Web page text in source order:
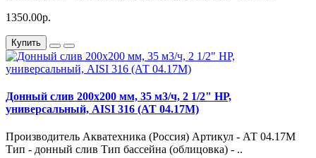
1350.00р.
Купить
Донный слив 200х200 мм, 35 м3/ч, 2 1/2" НР,
универсальный, AISI 316 (АТ 04.17M)
Производитель Акватехника (Россия) Артикул - АТ 04.17M
Тип - донный слив Тип бассейна (облицовка) - ..